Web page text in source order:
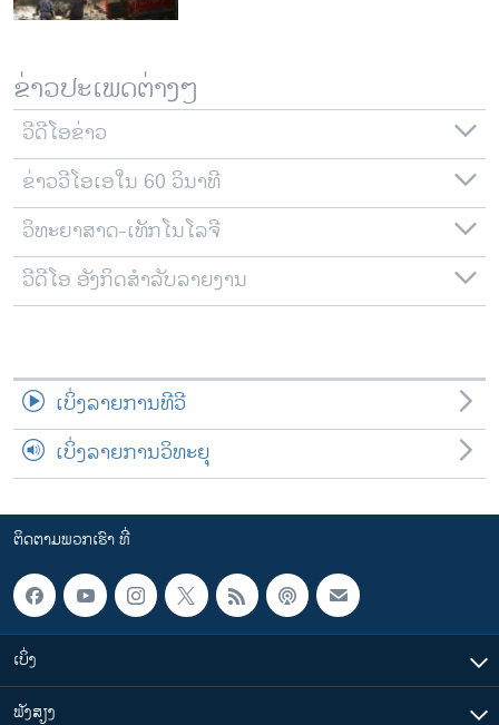
ພາສາຕ່າງໆ
ຂ່າວປະເພດຕ່າງໆ
ວີດີໂອຂ່າວ
ຂ່າວວີໂອເອໃນ 60 ວິນາທີ
ວິທະຍາສາດ-ເທັກໂນໂລຈີ
ວີດີໂອ ອັງກິດສຳລັບລາຍງານ
ເບິ່ງລາຍການທີວີ
ເບິ່ງລາຍການວິທະຍຸ
ຕິດຕາມພວກເຮົາ ທີ່
ເບິ່ງ
ຟັງສຽງ